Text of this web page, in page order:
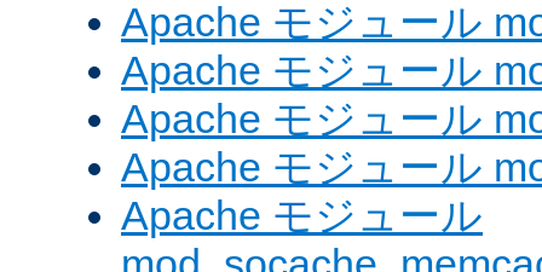
Apache モジュール
Apache モジュール
Apache モジュール
Apache モジュール
Apache モジュール